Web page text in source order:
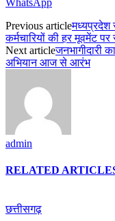
Previous articleमध्यप्रदेश
कर्मचारियों की हर मूवमेंट पर
Next articleजनभागीदारी
अभियान आज से आरंभ
admin
RELATED
छत्तीसगढ़